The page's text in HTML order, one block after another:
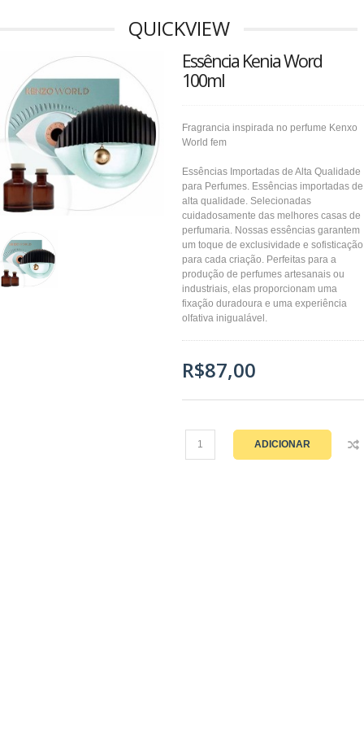
QUICKVIEW
Essência Kenia Word
100ml
Fragrancia inspirada no perfume Kenxo
World fem
Essências Importadas de Alta Qualidade
para Perfumes. Essências importadas de
alta qualidade. Selecionadas
cuidadosamente das melhores casas de
perfumaria. Nossas essências garantem
um toque de exclusividade e sofisticação
para cada criação. Perfeitas para a
produção de perfumes artesanais ou
industriais, elas proporcionam uma
fixação duradoura e uma experiência
olfativa inigualável.
R$87,00
ADICIONAR